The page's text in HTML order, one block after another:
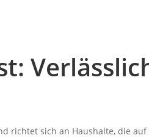
richtet sich an Haushalte, die